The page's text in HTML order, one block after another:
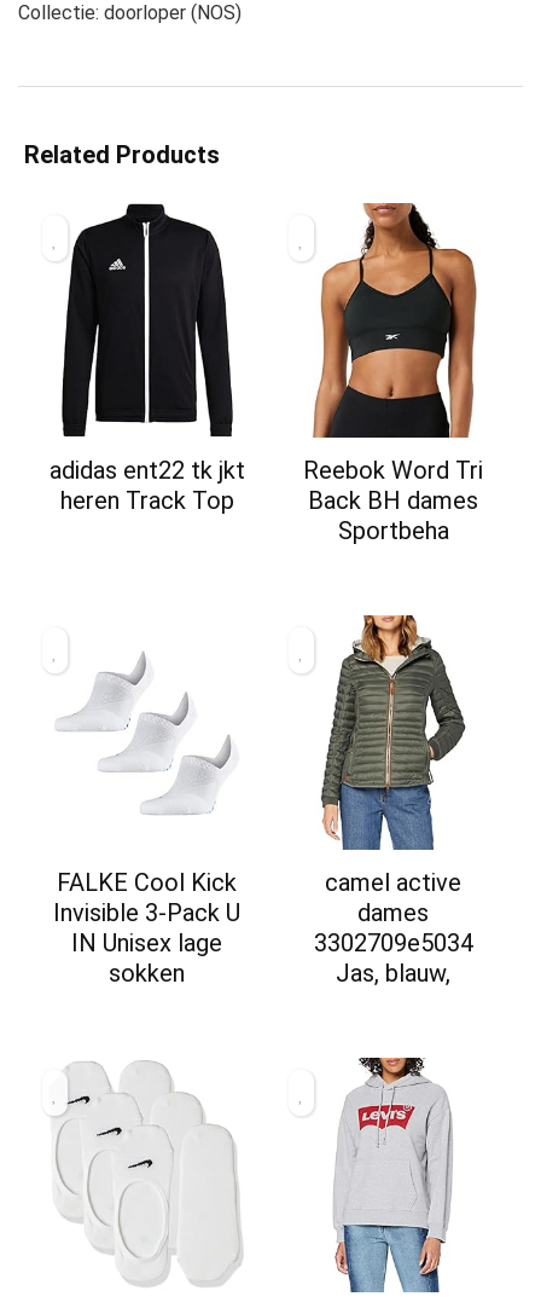
Collectie: doorloper (NOS)
Related Products
adidas ent22 tk jkt
heren Track Top
Reebok Word Tri
Back BH dames
Sportbeha
FALKE Cool Kick
Invisible 3-Pack U
IN Unisex lage
sokken
camel active
dames
3302709e5034
Jas, blauw,